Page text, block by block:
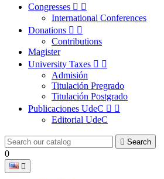
Congresses  
International Conferences
Donations  
Contributions
Magister
University Taxes  
Admisión
Titulación Pregrado
Titulación Postgrado
Publicaciones UdeC  
Editorial UdeC
 Search
0
